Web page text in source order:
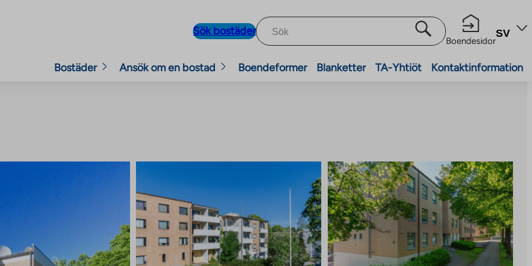
Sök bostäder
Boendesidor
SV
Bostäder Ansök om en bostad Boendeformer Blanketter TA-Yhtiöt Kontaktinformation